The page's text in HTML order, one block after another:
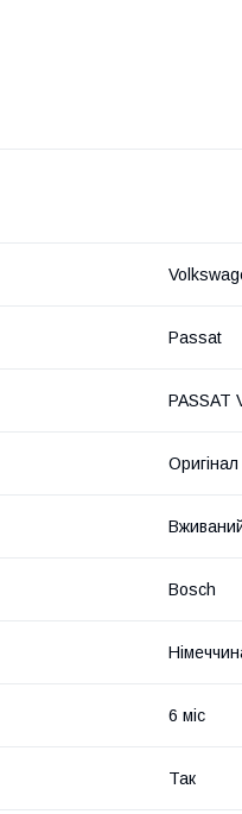
Passat
PASSAT
Оригінал
Bosch
6 міс
Так